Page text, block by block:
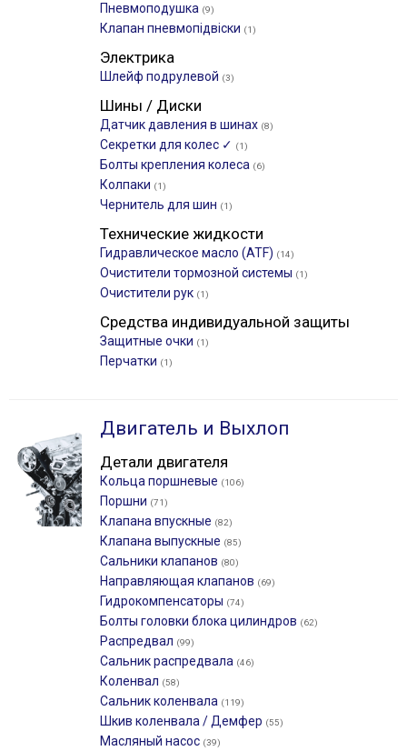
Пневмоподушка (9)
Клапан пневмопідвіски (1)
Электрика
Шлейф подрулевой (3)
Шины / Диски
Датчик давления в шинах (8)
Секретки для колес ✓ (1)
Болты крепления колеса (6)
Колпаки (1)
Чернитель для шин (1)
Технические жидкости
Гидравлическое масло (ATF) (14)
Очистители тормозной системы (1)
Очистители рук (1)
Средства индивидуальной защиты
Защитные очки (1)
Перчатки (1)
Двигатель и Выхлоп
Детали двигателя
Кольца поршневые (106)
Поршни (71)
Клапана впускные (82)
Клапана выпускные (85)
Сальники клапанов (80)
Направляющая клапанов (69)
Гидрокомпенсаторы (74)
Болты головки блока цилиндров (62)
Распредвал (99)
Сальник распредвала (46)
Коленвал (58)
Сальник коленвала (119)
Шкив коленвала / Демфер (55)
Масляный насос (39)